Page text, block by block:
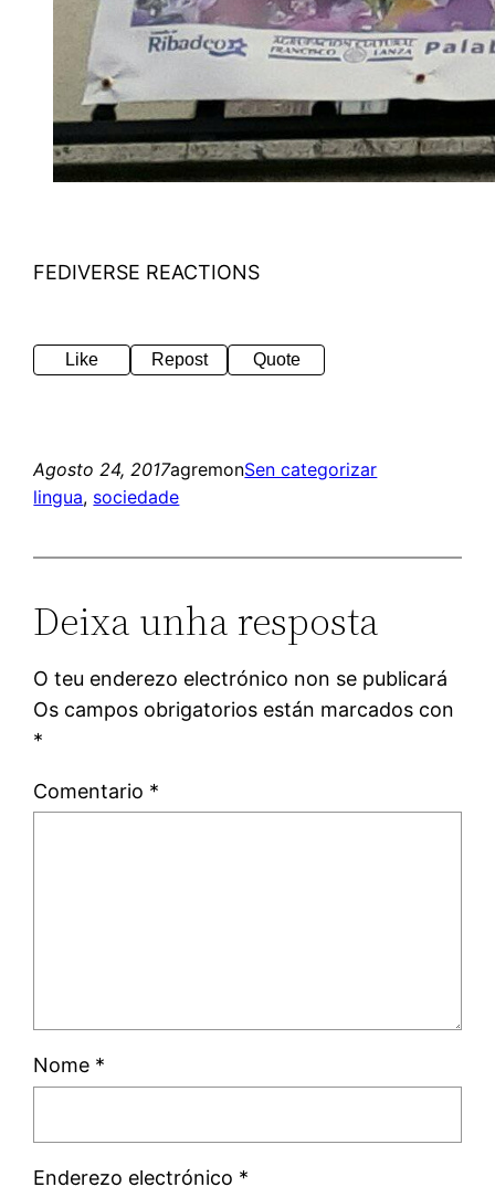
FEDIVERSE REACTIONS
Like Repost Quote
Agosto 24, 2017agremonSen categorizar
lingua, sociedade
Deixa unha resposta
O teu enderezo electrónico non se publicará
Os campos obrigatorios están marcados con
*
Comentario *
Nome *
Enderezo electrónico *